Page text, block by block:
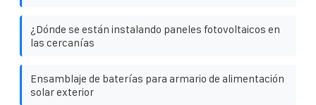
¿Dónde se están instalando paneles fotovoltaicos en
las cercanías
Ensamblaje de baterías para armario de alimentación
solar exterior